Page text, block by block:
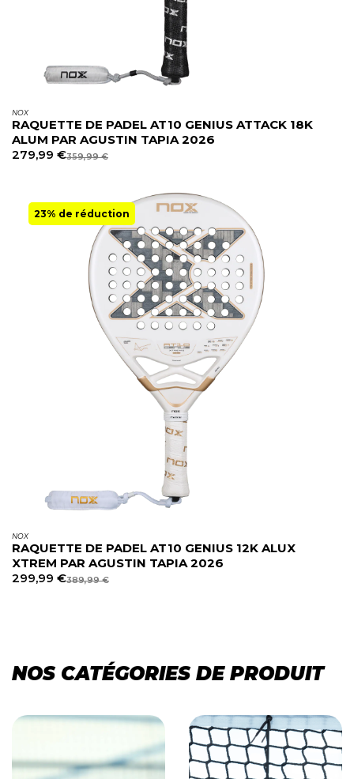
NOX
RAQUETTE DE PADEL AT10 GENIUS ATTACK 18K
ALUM PAR AGUSTIN TAPIA 2026
279,99 €359,99€
23% de réduction
NOX
RAQUETTE DE PADEL AT10 GENIUS 12K ALUX
XTREM PAR AGUSTIN TAPIA 2026
299,99 €389,99€
NOS CATÉGORIES DE PRODUIT